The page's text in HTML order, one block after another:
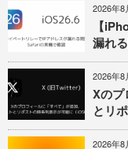
2026年8
【
漏れ
2026年8
Xのプ
とリ
2026年8